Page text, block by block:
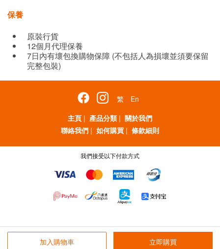
加入購物車 立即購買
保養
原裝行貨
12個月代理保養
7日內有壞包換購物保障 (不包括人為損壞並須要保留
完整包裝)
繁
En
主頁 | 產品分類 | 關於我們
聯絡我們 | 如何購買 | 條款細則
我們接受以下付款方式